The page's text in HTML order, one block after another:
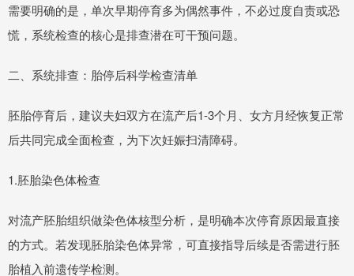
需要明确的是，单次早期停育多为偶然事件，不必过度自责或恐
慌，系统检查的核心是排查潜在可干预问题。
二、系统排查：胎停后科学检查清单
胚胎停育后，建议夫妇双方在流产后1-3个月、女方月经恢复正常
后共同完成全面检查，为下次妊娠扫清障碍。
1.胚胎染色体检查
对流产胚胎组织做染色体核型分析，是明确本次停育原因最直接
的方式。若发现胚胎染色体异常，可直接指导后续是否需进行胚
胎植入前遗传学检测。